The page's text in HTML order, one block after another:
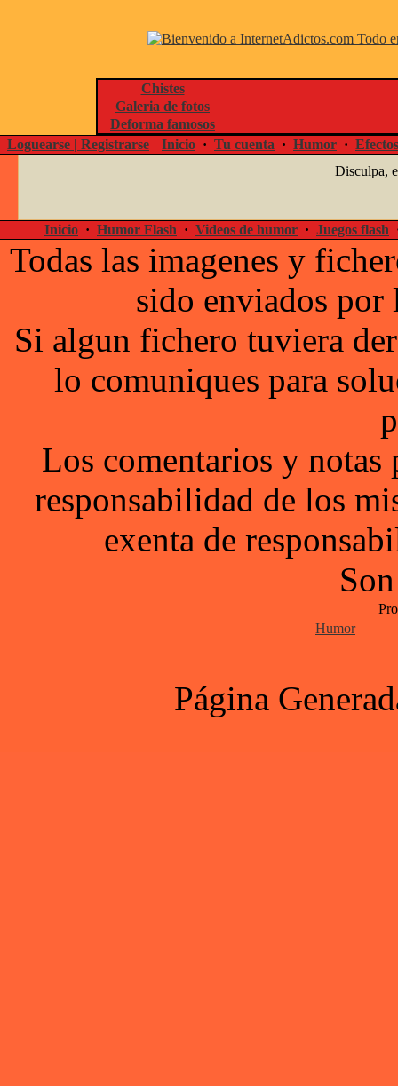
Chistes
Galeria de fotos
Deforma famosos
Loguearse | Registrarse
Inicio · Tu cuenta · Humor ·
Disculpa,
Inicio · Humor Flash · Videos de humor · Juegos flash
Todas las imagenes y
sido enviados por
Si algun fichero tuviera
lo comuniques para
Los comentarios y notas
responsabilidad de los
exenta de
Humor
Página